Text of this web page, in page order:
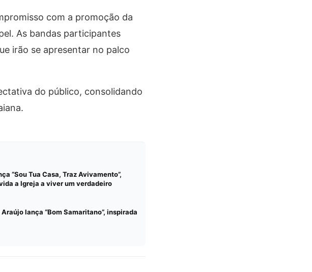
com a promoção da
As bandas participantes
irão se apresentar no palco
do público, consolidando
“Sou Tua Casa, Traz Avivamento”,
a Igreja a viver um verdadeiro
lança “Bom Samaritano”, inspirada